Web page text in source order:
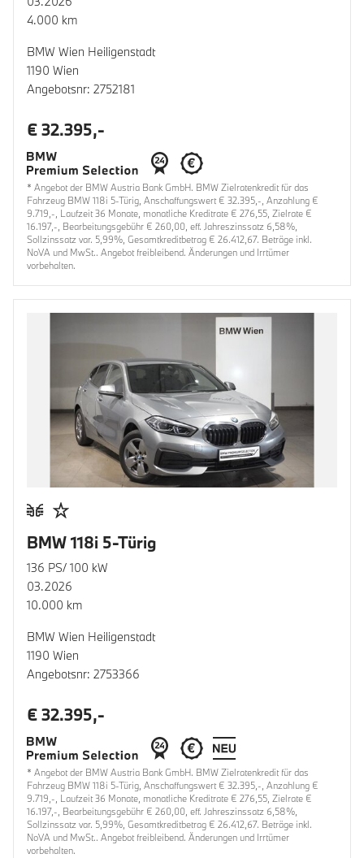
4.000 km
BMW Wien Heiligenstadt
1190 Wien
Angebotsnr: 2752181
€ 32.395,-
* Angebot der BMW Austria Bank GmbH. BMW Zielratenkredit für das
Fahrzeug BMW 118i 5-Türig, Anschaffungswert € 32.395,-, Anzahlung €
9.719,-, Laufzeit 36 Monate, monatliche Kreditrate € 276,55, Zielrate €
16.197,-, Bearbeitungsgebühr € 260,00, eff. Jahreszinssatz 6,58%,
Sollzinssatz var. 5,99%, Gesamtkreditbetrag € 26.412,67. Beträge inkl.
NoVA und MwSt.. Angebot freibleibend. Änderungen und Irrtümer
vorbehalten.
BMW 118i 5-Türig
136 PS/ 100 kW
03.2026
10.000 km
BMW Wien Heiligenstadt
1190 Wien
Angebotsnr: 2753366
€ 32.395,-
* Angebot der BMW Austria Bank GmbH. BMW Zielratenkredit für das
Fahrzeug BMW 118i 5-Türig, Anschaffungswert € 32.395,-, Anzahlung €
9.719,-, Laufzeit 36 Monate, monatliche Kreditrate € 276,55, Zielrate €
16.197,-, Bearbeitungsgebühr € 260,00, eff. Jahreszinssatz 6,58%,
Sollzinssatz var. 5,99%, Gesamtkreditbetrag € 26.412,67. Beträge inkl.
NoVA und MwSt.. Angebot freibleibend. Änderungen und Irrtümer
vorbehalten.